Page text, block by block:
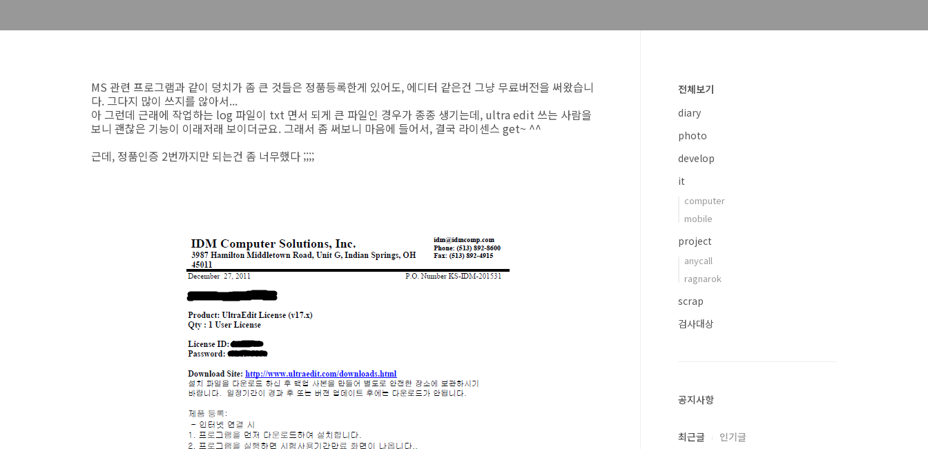
MS 관련 프로그램과 같이 덩치가 좀 큰 것들은 정품등록한게 있어도, 에디터 같은건 그냥 무료버전을 써왔습니
다. 그다지 많이 쓰지를 않아서...
아 그런데 근래에 작업하는 log 파일이 txt 면서 되게 큰 파일인 경우가 종종 생기는데, ultra edit 쓰는 사람을
보니 괜찮은 기능이 이래저래 보이더군요. 그래서 좀 써보니 마음에 들어서, 결국 라이센스 get~ ^^
근데, 정품인증 2번까지만 되는건 좀 너무했다 ;;;;
전체보기
diary
photo
develop
it
computer
mobile
project
anycall
ragnarok
scrap
검사대상
공지사항
최근글 인기글